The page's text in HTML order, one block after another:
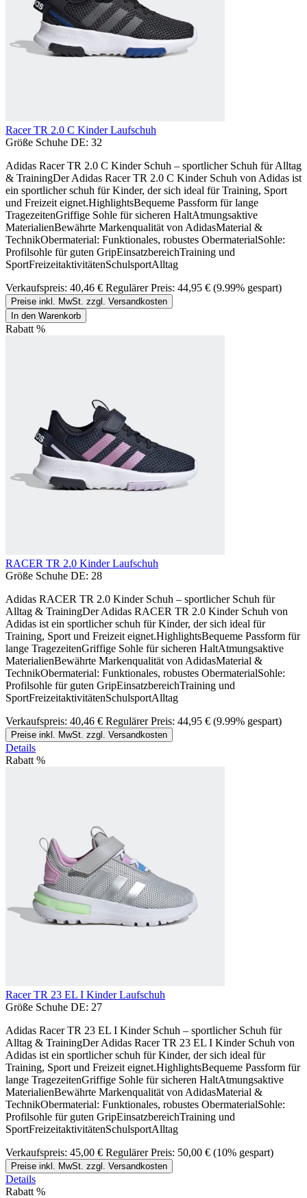
Racer TR 2.0 C Kinder Laufschuh
Größe Schuhe DE: 32
Adidas Racer TR 2.0 C Kinder Schuh – sportlicher Schuh für Alltag
& TrainingDer Adidas Racer TR 2.0 C Kinder Schuh von Adidas ist
ein sportlicher schuh für Kinder, der sich ideal für Training, Sport
und Freizeit eignet.HighlightsBequeme Passform für lange
TragezeitenGriffige Sohle für sicheren HaltAtmungsaktive
MaterialienBewährte Markenqualität von AdidasMaterial &
TechnikObermaterial: Funktionales, robustes ObermaterialSohle:
Profilsohle für guten GripEinsatzbereichTraining und
SportFreizeitaktivitätenSchulsportAlltag
Verkaufspreis: 40,46 € Regulärer Preis: 44,95 € (9.99% gespart)
Preise inkl. MwSt. zzgl. Versandkosten
In den Warenkorb
Rabatt %
RACER TR 2.0 Kinder Laufschuh
Größe Schuhe DE: 28
Adidas RACER TR 2.0 Kinder Schuh – sportlicher Schuh für
Alltag & TrainingDer Adidas RACER TR 2.0 Kinder Schuh von
Adidas ist ein sportlicher schuh für Kinder, der sich ideal für
Training, Sport und Freizeit eignet.HighlightsBequeme Passform für
lange TragezeitenGriffige Sohle für sicheren HaltAtmungsaktive
MaterialienBewährte Markenqualität von AdidasMaterial &
TechnikObermaterial: Funktionales, robustes ObermaterialSohle:
Profilsohle für guten GripEinsatzbereichTraining und
SportFreizeitaktivitätenSchulsportAlltag
Verkaufspreis: 40,46 € Regulärer Preis: 44,95 € (9.99% gespart)
Preise inkl. MwSt. zzgl. Versandkosten
Details
Rabatt %
Racer TR 23 EL I Kinder Laufschuh
Größe Schuhe DE: 27
Adidas Racer TR 23 EL I Kinder Schuh – sportlicher Schuh für
Alltag & TrainingDer Adidas Racer TR 23 EL I Kinder Schuh von
Adidas ist ein sportlicher schuh für Kinder, der sich ideal für
Training, Sport und Freizeit eignet.HighlightsBequeme Passform für
lange TragezeitenGriffige Sohle für sicheren HaltAtmungsaktive
MaterialienBewährte Markenqualität von AdidasMaterial &
TechnikObermaterial: Funktionales, robustes ObermaterialSohle:
Profilsohle für guten GripEinsatzbereichTraining und
SportFreizeitaktivitätenSchulsportAlltag
Verkaufspreis: 45,00 € Regulärer Preis: 50,00 € (10% gespart)
Preise inkl. MwSt. zzgl. Versandkosten
Details
Rabatt %